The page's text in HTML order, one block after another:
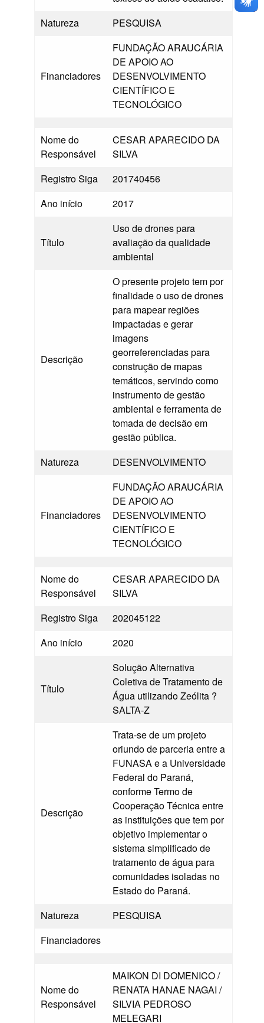
Natureza
PESQUISA
Financiadores
FUNDAÇÃO ARAUCÁRIA
DE APOIO AO
DESENVOLVIMENTO
CIENTÍFICO E
TECNOLÓGICO
Nome do
Responsável
CESAR APARECIDO DA
SILVA
Registro Siga
201740456
Ano início
2017
Título
Uso de drones para
avaliação da qualidade
ambiental
Descrição
O presente projeto tem por
finalidade o uso de drones
para mapear regiões
impactadas e gerar
imagens
georreferenciadas para
construção de mapas
temáticos, servindo como
instrumento de gestão
ambiental e ferramenta de
tomada de decisão em
gestão pública.
Natureza
DESENVOLVIMENTO
Financiadores
FUNDAÇÃO ARAUCÁRIA
DE APOIO AO
DESENVOLVIMENTO
CIENTÍFICO E
TECNOLÓGICO
Nome do
Responsável
CESAR APARECIDO DA
SILVA
Registro Siga
202045122
Ano início
2020
Título
Solução Alternativa
Coletiva de Tratamento de
Água utilizando Zeólita ?
SALTA-Z
Descrição
Trata-se de um projeto
oriundo de parceria entre a
FUNASA e a Universidade
Federal do Paraná,
conforme Termo de
Cooperação Técnica entre
as instituições que tem por
objetivo implementar o
sistema simplificado de
tratamento de água para
comunidades isoladas no
Estado do Paraná.
Natureza
PESQUISA
Financiadores
Nome do
Responsável
MAIKON DI DOMENICO /
RENATA HANAE NAGAI /
SILVIA PEDROSO
MELEGARI